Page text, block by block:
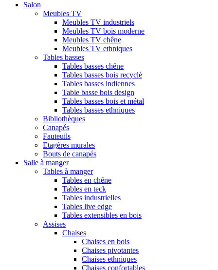
Salon
Meubles TV
Meubles TV industriels
Meubles TV bois moderne
Meubles TV chêne
Meubles TV ethniques
Tables basses
Tables basses chêne
Tables basses bois recyclé
Tables basses indiennes
Table basse bois design
Tables basses bois et métal
Tables basses ethniques
Bibliothèques
Canapés
Fauteuils
Etagères murales
Bouts de canapés
Salle à manger
Tables à manger
Tables en chêne
Tables en teck
Tables industrielles
Tables live edge
Tables extensibles en bois
Assises
Chaises
Chaises en bois
Chaises pivotantes
Chaises ethniques
Chaises confortables